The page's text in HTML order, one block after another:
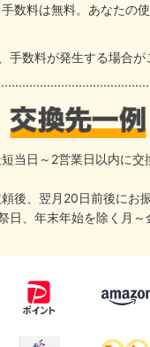
数料は無料。あなたの
手数料が発生する場合が
当日～2営業日以内に交
後、翌月20日前後にお
日、年末年始を除く月～